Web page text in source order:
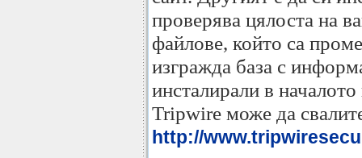
проверява цялоста на
файлове, който са
изгражда база с
инсталирали в
Tripwire може да
http://